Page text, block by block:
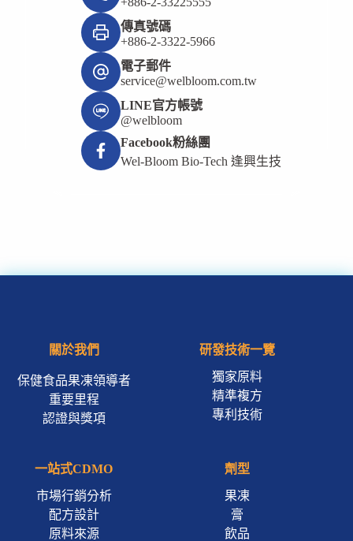
傳真號碼
+886-2-3322-5966
電子郵件
service@welbloom.com.tw
LINE官方帳號
@welbloom
Facebook粉絲團
Wel-Bloom Bio-Tech 逢興生技
關於我們
保健食品果凍領導者
重要里程
認證與獎項
研發技術一覽
獨家原料
精準複方
專利技術
一站式CDMO
市場行銷分析
配方設計
原料來源
劑型
果凍
膏
飲品